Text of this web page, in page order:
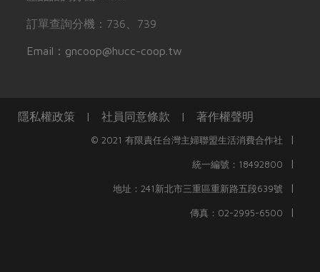
訂單查詢分機：736、739
Email：gncoop@hucc-coop.tw
隱私權政策 | 社員同意條款 | 著作權聲明
© 2021 有限責任台灣主婦聯盟生活消費合作社 |
統一編號：18492800 |
地址：241新北市三重區重新路五段639號 |
傳真：02-2995-6500 |